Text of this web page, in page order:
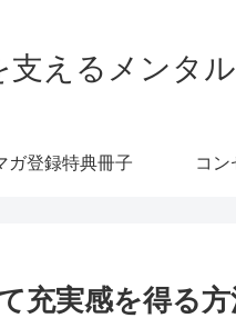
支えるメンタ
ガ登録特典冊子 コン
充実感を得る